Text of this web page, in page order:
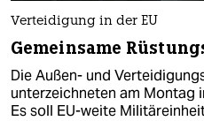
Verteidigung in der EU
Gemeinsame
Die Außen- und
unterzeichneten am Montag
Es soll EU-weite